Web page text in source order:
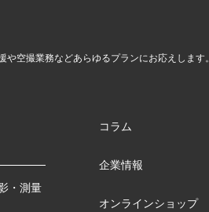
や空撮業務などあらゆるプランにお応えします。
・測量
コラム
企業情報
オンラインショップ